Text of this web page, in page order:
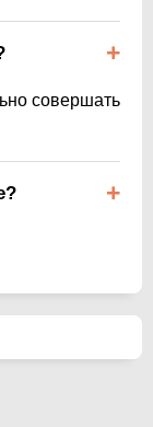
совершать